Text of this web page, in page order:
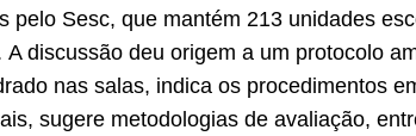
pelo Sesc, que mantém 213 unidades
discussão deu origem a um protocolo
nas salas, indica os procedimentos
sugere metodologias de avaliação,